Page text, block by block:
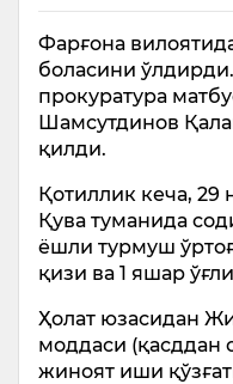
Фарғона
боласини
прокуратура
Шамсутдинов
қилди.
Қотиллик кеча, 29
Қува туманида
ёшли турмуш
қизи ва 1 яшар
Ҳолат юзасидан
моддаси (қасддан
жиноят иши